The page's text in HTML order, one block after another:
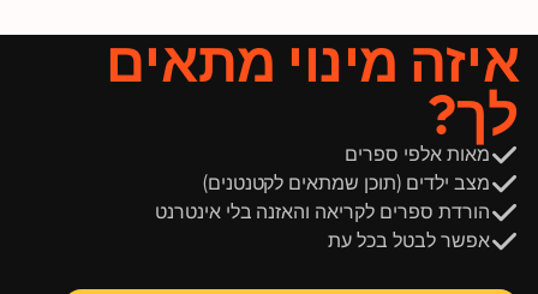
איזה מינוי מתאים
לך?
מאות אלפי ספרים
מצב ילדים (תוכן שמתאים לקטנטנים)
הורדת ספרים לקריאה והאזנה בלי אינטרנט
אפשר לבטל בכל עת